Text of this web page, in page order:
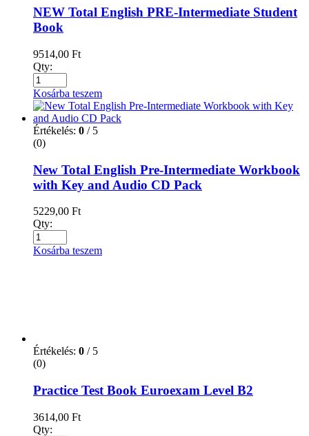
NEW Total English PRE-Intermediate Student
Book
9514,00 Ft
Qty:
Kosárba teszem
Értékelés: 0 / 5
(0)
New Total English Pre-Intermediate Workbook
with Key and Audio CD Pack
5229,00 Ft
Qty:
Kosárba teszem
Qty:
(0)